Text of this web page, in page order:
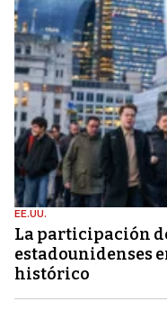
EE.UU.
La participación
estadounidenses
histórico